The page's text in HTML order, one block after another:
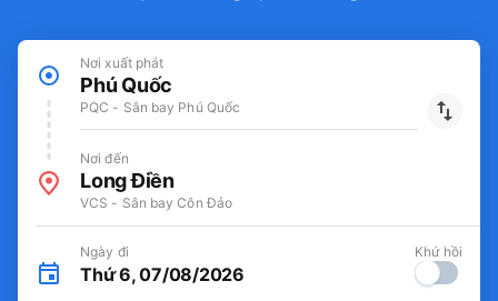
Nơi xuất phát
Phú Quốc
PQC - Sân bay Phú Quốc
Nơi đến
Long Điền
VCS - Sân bay Côn Đảo
Ngày đi
Thứ 6, 07/08/2026
Khứ hồi